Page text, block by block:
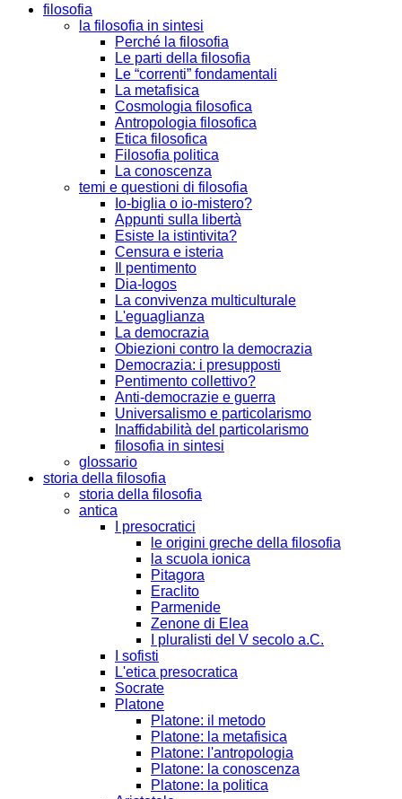
filosofia
la filosofia in sintesi
Perché la filosofia
Le parti della filosofia
Le “correnti” fondamentali
La metafisica
Cosmologia filosofica
Antropologia filosofica
Etica filosofica
Filosofia politica
La conoscenza
temi e questioni di filosofia
Io-biglia o io-mistero?
Appunti sulla libertà
Esiste la istintivita?
Censura e isteria
Il pentimento
Dia-logos
La convivenza multiculturale
L'eguaglianza
La democrazia
Obiezioni contro la democrazia
Democrazia: i presupposti
Pentimento collettivo?
Anti-democrazie e guerra
Universalismo e particolarismo
Inaffidabilità del particolarismo
filosofia in sintesi
glossario
storia della filosofia
storia della filosofia
antica
I presocratici
le origini greche della filosofia
la scuola ionica
Pitagora
Eraclito
Parmenide
Zenone di Elea
I pluralisti del V secolo a.C.
I sofisti
L'etica presocratica
Socrate
Platone
Platone: il metodo
Platone: la metafisica
Platone: l'antropologia
Platone: la conoscenza
Platone: la politica